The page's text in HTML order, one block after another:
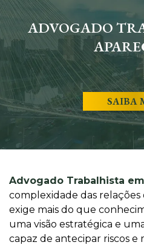
ADVOGADO
SAIBA
Advogado Trabalhista
complexidade das relações
exige mais do que
uma visão estratégica e
capaz de antecipar riscos e